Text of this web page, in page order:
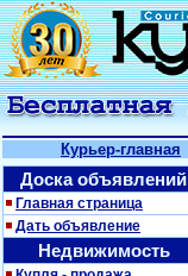
Курьер-главная
Доска объявлений
Главная страница
Дать объявление
Недвижимость